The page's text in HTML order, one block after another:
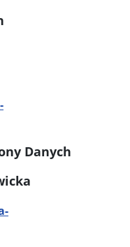
Danych